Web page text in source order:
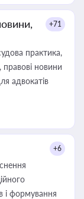
+71
практика,
правові новини
адвокатів
+6
і формування